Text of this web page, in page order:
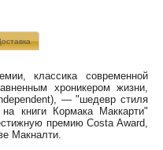
классика современной
хроникером жизни,
— "шедевр стиля
книги Кормака Маккарти"
премию Costa Award,
Макналти.